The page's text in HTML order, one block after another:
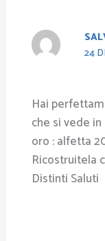
24
Hai
che si vede
oro : alfetta
Ricostruitela
Distinti Saluti